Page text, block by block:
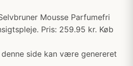
Mousse Parfumefri
Pris: 259.95 kr. Køb
side kan være genereret